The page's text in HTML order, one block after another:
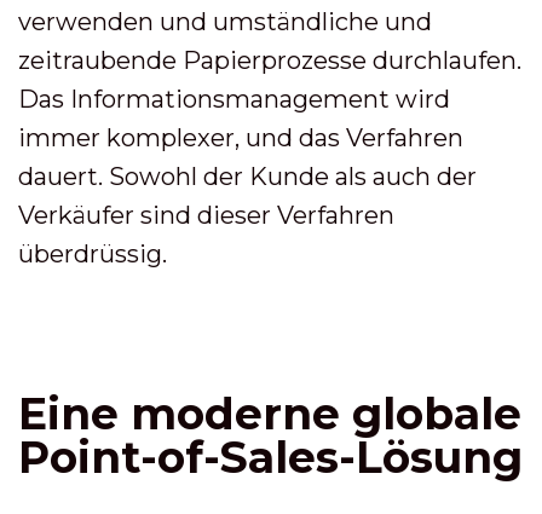
verwenden und umständliche und
zeitraubende Papierprozesse durchlaufen.
Das Informationsmanagement wird
immer komplexer, und das Verfahren
dauert. Sowohl der Kunde als auch der
Verkäufer sind dieser Verfahren
überdrüssig.
Eine moderne globale
Point-of-Sales-Lösung